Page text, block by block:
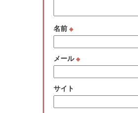
名前 ※
メール※
サイト